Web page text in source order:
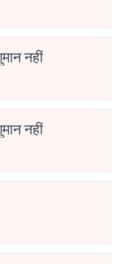
नहीं
नहीं